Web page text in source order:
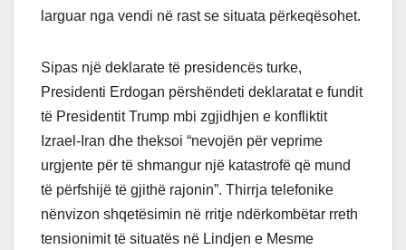
larguar nga vendi në rast se situata përkeqësohet.
Sipas një deklarate të presidencës turke,
Presidenti Erdogan përshëndeti deklaratat e fundit
të Presidentit Trump mbi zgjidhjen e konfliktit
Izrael-Iran dhe theksoi “nevojën për veprime
urgjente për të shmangur një katastrofë që mund
të përfshijë të gjithë rajonin”. Thirrja telefonike
nënvizon shqetësimin në rritje ndërkombëtar rreth
tensionimit të situatës në Lindjen e Mesme